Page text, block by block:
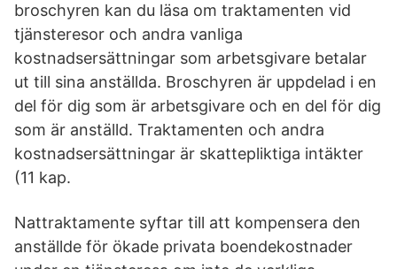
broschyren kan du läsa om traktamenten vid
tjänsteresor och andra vanliga
kostnadsersättningar som arbetsgivare betalar
ut till sina anställda. Broschyren är uppdelad i en
del för dig som är arbetsgivare och en del för dig
som är anställd. Traktamenten och andra
kostnadsersättningar är skattepliktiga intäkter
(11 kap.
Nattraktamente syftar till att kompensera den
anställde för ökade privata boendekostnader